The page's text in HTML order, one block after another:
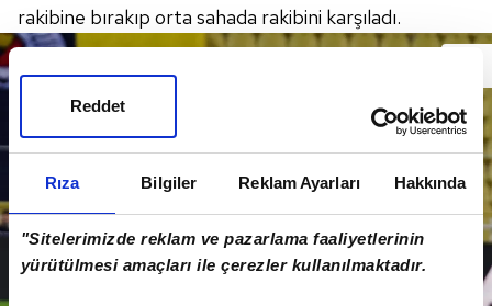
Rıza Bilgiler Reklam Ayarları Hakkında
"Sitelerimizde reklam ve pazarlama faaliyetlerinin
yürütülmesi amaçları ile çerezler kullanılmaktadır.
Reddet
rakibine bırakıp orta sahada rakibini karşıladı.